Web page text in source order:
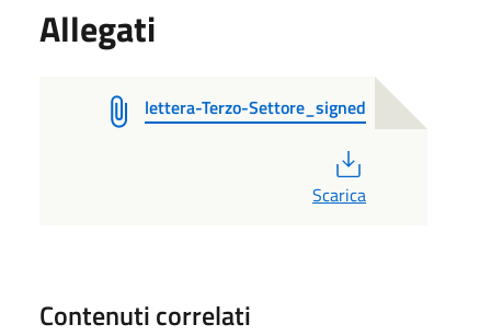
Allegati
lettera-Terzo-Settore_signed
Scarica
Contenuti correlati